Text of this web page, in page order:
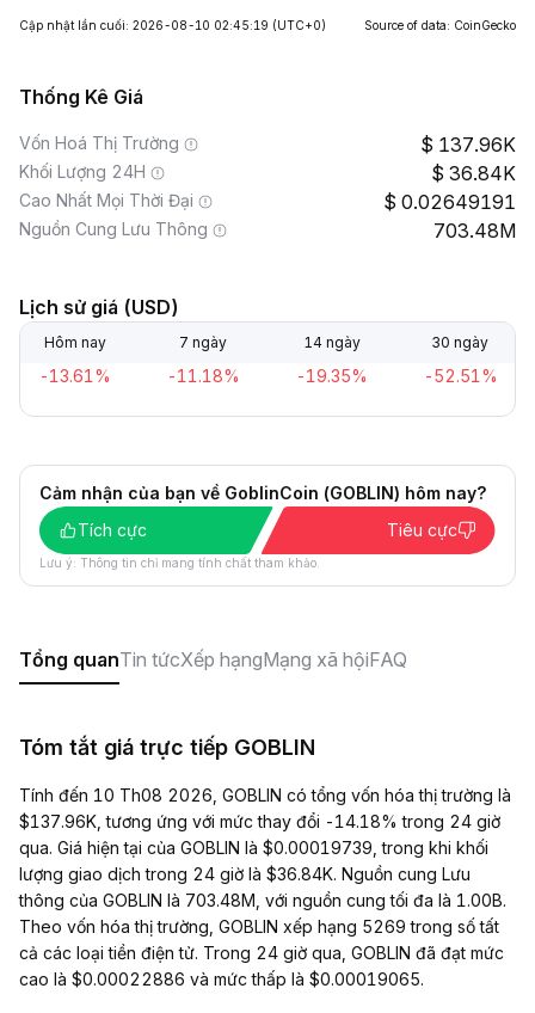
Cập nhật lần cuối: 2026-08-10 02:45:19 (UTC+0) Source of data: CoinGecko
Thống Kê Giá
Vốn Hoá Thị Trường 137.96K
Khối Lượng 24H 36.84K
Cao Nhất Mọi Thời Đại 0.02649191
Nguồn Cung Lưu Thông 703.48M
Lịch sử giá (USD)
Hôm nay 7 ngày 14 ngày 30 ngày
-13.61% -11.18% -19.35% -52.51%
Cảm nhận của bạn về GoblinCoin (GOBLIN) hôm nay?
Tích cực
Tiêu cực
Lưu ý: Thông tin chỉ mang tính chất tham khảo.
Tổng quanTin tứcXếp hạngMạng xã hộiFAQ
Tóm tắt giá trực tiếp GOBLIN
Tính đến 10 Th08 2026, GOBLIN có tổng vốn hóa thị trường là
$137.96K, tương ứng với mức thay đổi -14.18% trong 24 giờ
qua. Giá hiện tại của GOBLIN là $0.00019739, trong khi khối
lượng giao dịch trong 24 giờ là $36.84K. Nguồn cung Lưu
thông của GOBLIN là 703.48M, với nguồn cung tối đa là 1.00B.
Theo vốn hóa thị trường, GOBLIN xếp hạng 5269 trong số tất
cả các loại tiền điện tử. Trong 24 giờ qua, GOBLIN đã đạt mức
cao là $0.00022886 và mức thấp là $0.00019065.